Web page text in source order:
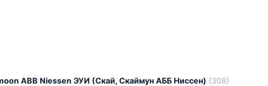
ABB Niessen ЭУИ (Скай, Скаймун АББ Ниссен) (308)